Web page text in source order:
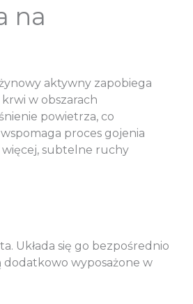
na
aktywny zapobiega
w obszarach
powietrza, co
proces gojenia
więcej, subtelne ruchy
Układa się go bezpośrednio
dodatkowo wyposażone w